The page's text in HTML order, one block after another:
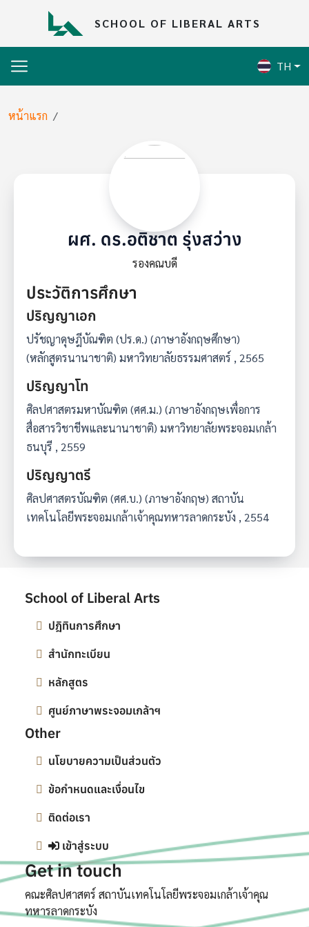
SCHOOL OF LIBERAL ARTS
TH
Breadcrumb
หน้าแรก
ผศ. ดร.อติชาต รุ่งสว่าง
รองคณบดี
ประวัติการศึกษา
ปริญญาเอก
ปรัชญาดุษฎีบัณฑิต (ปร.ด.) (ภาษาอังกฤษศึกษา)
(หลักสูตรนานาชาติ) มหาวิทยาลัยธรรมศาสตร์ , 2565
ปริญญาโท
ศิลปศาสตรมหาบัณฑิต (ศศ.ม.) (ภาษาอังกฤษเพื่อการ
สื่อสารวิชาชีพและนานาชาติ) มหาวิทยาลัยพระจอมเกล้า
ธนบุรี , 2559
ปริญญาตรี
ศิลปศาสตรบัณฑิต (ศศ.บ.) (ภาษาอังกฤษ) สถาบัน
เทคโนโลยีพระจอมเกล้าเจ้าคุณทหารลาดกระบัง , 2554
School of Liberal Arts
ปฎิทินการศึกษา
สำนักทะเบียน
หลักสูตร
ศูนย์ภาษาพระจอมเกล้าฯ
Other
นโยบายความเป็นส่วนตัว
ข้อกำหนดและเงื่อนไข
ติดต่อเรา
เข้าสู่ระบบ
Get in touch
คณะศิลปศาสตร์ สถาบันเทคโนโลยีพระจอมเกล้าเจ้าคุณ
ทหารลาดกระบัง